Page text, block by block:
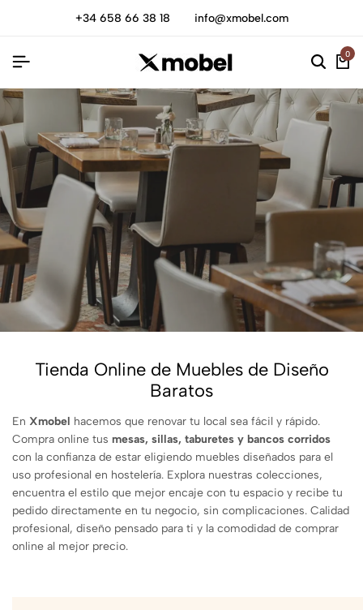
+34 658 66 38 18 info@xmobel.com
0
Tienda Online de Muebles de Diseño
Baratos
En Xmobel hacemos que renovar tu local sea fácil y rápido.
Compra online tus mesas, sillas, taburetes y bancos corridos
con la confianza de estar eligiendo muebles diseñados para el
uso profesional en hostelería. Explora nuestras colecciones,
encuentra el estilo que mejor encaje con tu espacio y recibe tu
pedido directamente en tu negocio, sin complicaciones. Calidad
profesional, diseño pensado para ti y la comodidad de comprar
online al mejor precio.